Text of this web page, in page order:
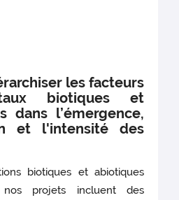
les facteurs
biotiques et
dans l’émergence,
et l'intensité des
biotiques et abiotiques
nos projets incluent des